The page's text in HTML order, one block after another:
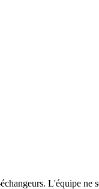
L'équipe ne